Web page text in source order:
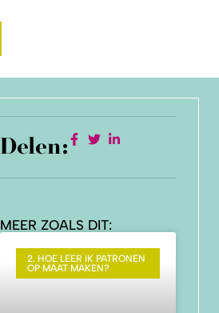
Delen:
MEER ZOALS DIT:
2. HOE LEER IK PATRONEN
OP MAAT MAKEN?